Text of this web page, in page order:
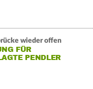
wieder offen
FÜR
PENDLER